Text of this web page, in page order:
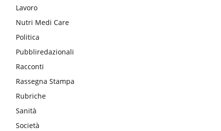
Lavoro
Nutri Medi Care
Politica
Pubbliredazionali
Racconti
Rassegna Stampa
Rubriche
Sanità
Società